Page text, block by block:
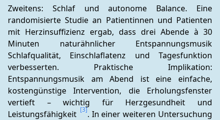
Zweitens: Schlaf und autonome Balance. Eine
randomisierte Studie an Patientinnen und Patienten
mit Herzinsuffizienz ergab, dass drei Abende à 30
Minuten naturähnlicher Entspannungsmusik
Schlafqualität, Einschlaflatenz und Tagesfunktion
verbesserten. Praktische Implikation:
Entspannungsmusik am Abend ist eine einfache,
kostengünstige Intervention, die Erholungsfenster
vertieft – wichtig für Herzgesundheit und
Leistungsfähigkeit [3]. In einer weiteren Untersuchung